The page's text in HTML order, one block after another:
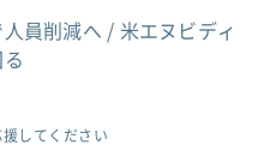
員削減へ / 米エヌビディ
る
してください